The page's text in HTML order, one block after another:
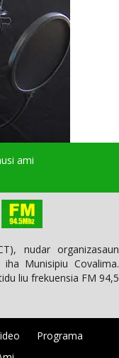
ami
nudar organizasaun
Munisipiu Covalima.
liu frekuensia FM 94,5
Programa